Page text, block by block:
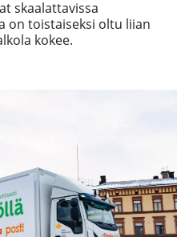
skaalattavissa
on toistaiseksi oltu liian
kokee.